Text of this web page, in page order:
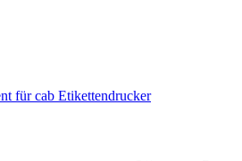
für cab Etikettendrucker